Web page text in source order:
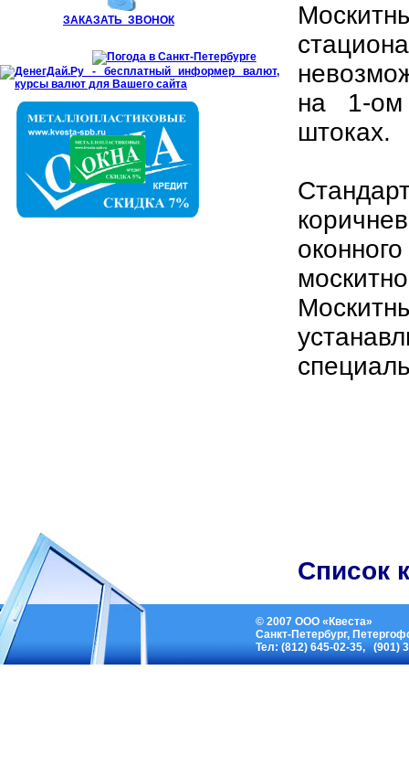
ЗАКАЗАТЬ ЗВОНОК
на 1-ом
штоках.
Список
© 2007 ООО «Квеста»
Санкт-Петербург,
Тел: (812) 645-02-35, (901)